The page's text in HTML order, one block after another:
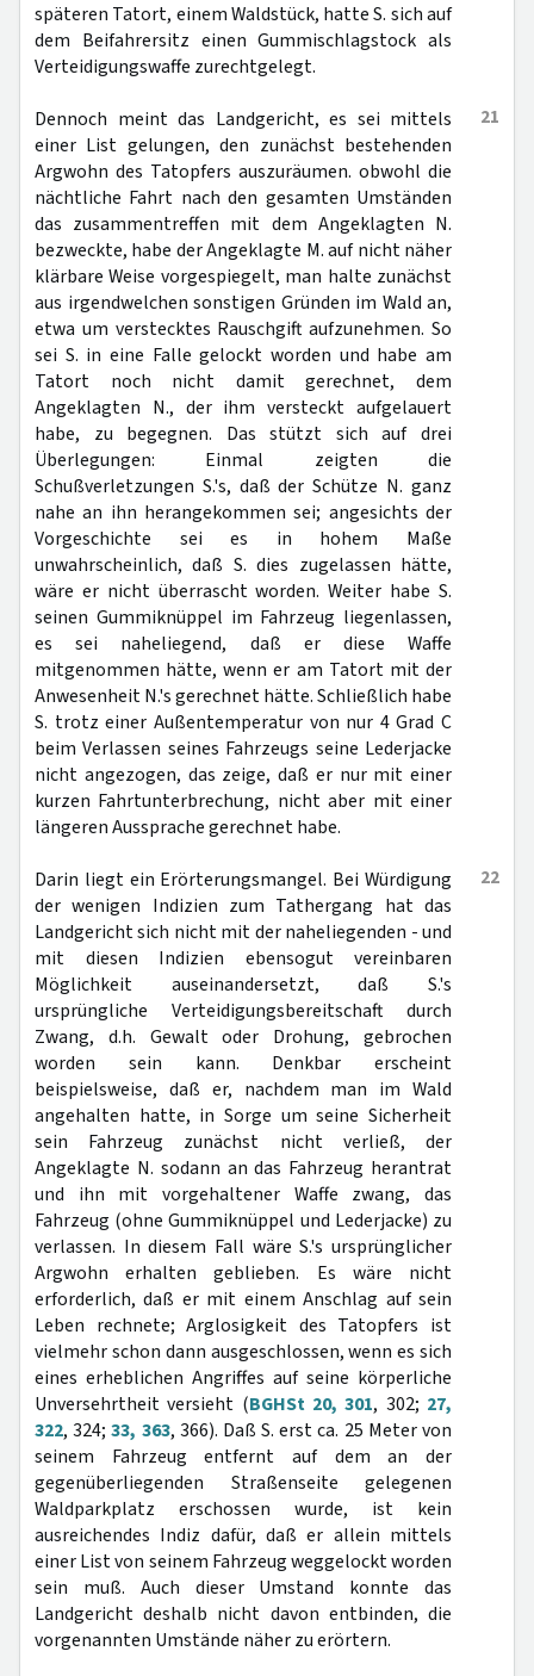
späteren Tatort, einem Waldstück, hatte S. sich auf
dem Beifahrersitz einen Gummischlagstock als
Verteidigungswaffe zurechtgelegt.
21
Dennoch meint das Landgericht, es sei mittels
einer List gelungen, den zunächst bestehenden
Argwohn des Tatopfers auszuräumen. obwohl die
nächtliche Fahrt nach den gesamten Umständen
das zusammentreffen mit dem Angeklagten N.
bezweckte, habe der Angeklagte M. auf nicht näher
klärbare Weise vorgespiegelt, man halte zunächst
aus irgendwelchen sonstigen Gründen im Wald an,
etwa um verstecktes Rauschgift aufzunehmen. So
sei S. in eine Falle gelockt worden und habe am
Tatort noch nicht damit gerechnet, dem
Angeklagten N., der ihm versteckt aufgelauert
habe, zu begegnen. Das stützt sich auf drei
Überlegungen: Einmal zeigten die
Schußverletzungen S.'s, daß der Schütze N. ganz
nahe an ihn herangekommen sei; angesichts der
Vorgeschichte sei es in hohem Maße
unwahrscheinlich, daß S. dies zugelassen hätte,
wäre er nicht überrascht worden. Weiter habe S.
seinen Gummiknüppel im Fahrzeug liegenlassen,
es sei naheliegend, daß er diese Waffe
mitgenommen hätte, wenn er am Tatort mit der
Anwesenheit N.'s gerechnet hätte. Schließlich habe
S. trotz einer Außentemperatur von nur 4 Grad C
beim Verlassen seines Fahrzeugs seine Lederjacke
nicht angezogen, das zeige, daß er nur mit einer
kurzen Fahrtunterbrechung, nicht aber mit einer
längeren Aussprache gerechnet habe.
22
Darin liegt ein Erörterungsmangel. Bei Würdigung
der wenigen Indizien zum Tathergang hat das
Landgericht sich nicht mit der naheliegenden - und
mit diesen Indizien ebensogut vereinbaren
Möglichkeit auseinandersetzt, daß S.'s
ursprüngliche Verteidigungsbereitschaft durch
Zwang, d.h. Gewalt oder Drohung, gebrochen
worden sein kann. Denkbar erscheint
beispielsweise, daß er, nachdem man im Wald
angehalten hatte, in Sorge um seine Sicherheit
sein Fahrzeug zunächst nicht verließ, der
Angeklagte N. sodann an das Fahrzeug herantrat
und ihn mit vorgehaltener Waffe zwang, das
Fahrzeug (ohne Gummiknüppel und Lederjacke) zu
verlassen. In diesem Fall wäre S.'s ursprünglicher
Argwohn erhalten geblieben. Es wäre nicht
erforderlich, daß er mit einem Anschlag auf sein
Leben rechnete; Arglosigkeit des Tatopfers ist
vielmehr schon dann ausgeschlossen, wenn es sich
eines erheblichen Angriffes auf seine körperliche
Unversehrtheit versieht (BGHSt 20, 301, 302; 27,
322, 324;33, 363, 366). Daß S. erst ca. 25 Meter von
seinem Fahrzeug entfernt auf dem an der
gegenüberliegenden Straßenseite gelegenen
Waldparkplatz erschossen wurde, ist kein
ausreichendes Indiz dafür, daß er allein mittels
einer List von seinem Fahrzeug weggelockt worden
sein muß. Auch dieser Umstand konnte das
Landgericht deshalb nicht davon entbinden, die
vorgenannten Umstände näher zu erörtern.